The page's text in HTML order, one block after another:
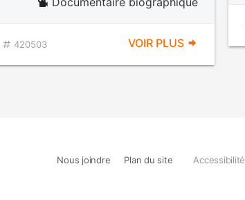
420503 VOIR PLUS
Nous joindre Plan du site Accessibilité